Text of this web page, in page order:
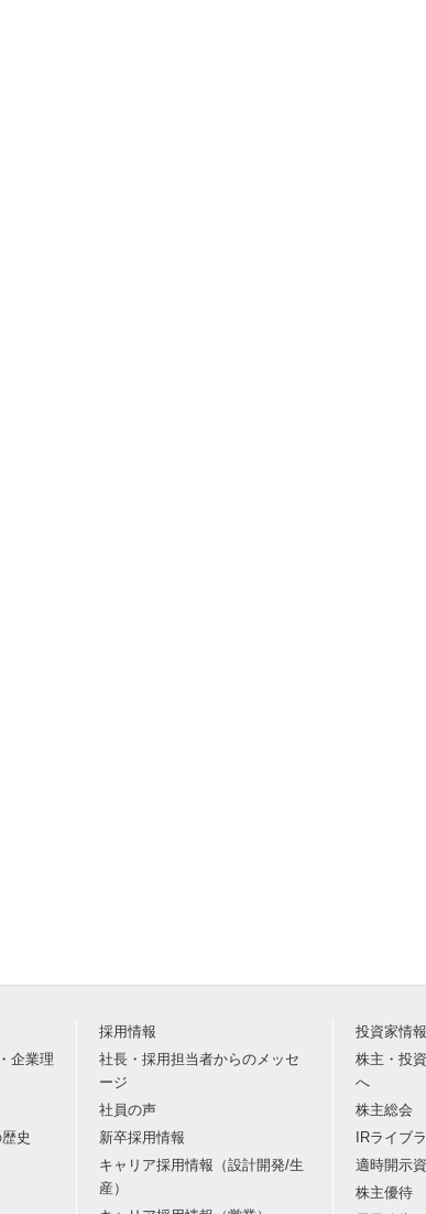
企業理
史
採用情報
社長・採用担当者からのメッセ
ージ
社員の声
新卒採用情報
キャリア採用情報（設計開発/生
産）
投資家情報
株主・投
へ
株主総会
IRライブ
適時開示
株主優待